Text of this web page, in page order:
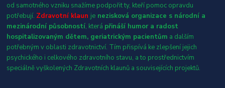
od samotného vzniku snažíme podpořit ty, kteří pomoc opravdu
potřebují. Zdravotní klaun je nezisková organizace s národní a
mezinárodní působností, která přináší humor a radost
hospitalizovaným dětem, geriatrickým pacientům a dalším
potřebným v oblasti zdravotnictví. Tím přispívá ke zlepšení jejich
psychického i celkového zdravotního stavu, a to prostřednictvím
speciálně vyškolených Zdravotních klaunů a souvisejících projektů.